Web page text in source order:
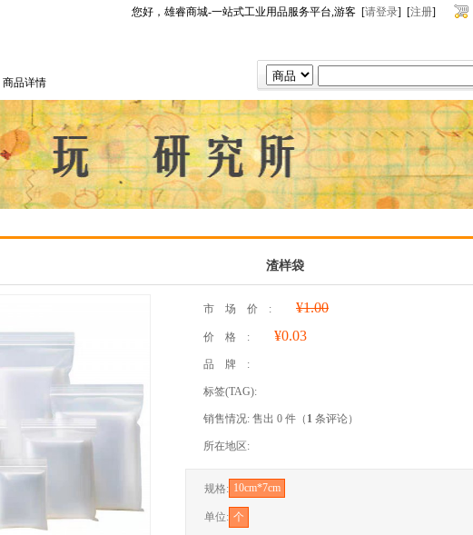
您好，雄睿商城-一站式工业用品服务平台,游客 [请登录] [注册]
商品详情
渣样袋
市场价: ¥1.00
价格: ¥0.03
品牌:
标签(TAG):
销售情况: 售出 0 件（ 1 条评论）
所在地区:
规格: 10cm*7cm
单位: 个